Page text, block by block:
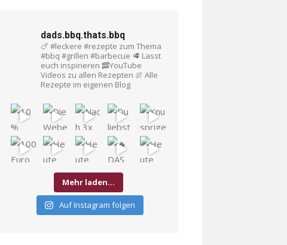
dads.bbq.thats.bbq
🍗 #leckere #rezepte zum Thema
#bbq #grillen #barbecue 🥩 Lasst
euch inspirieren 🥓YouTube
Videos zu allen Rezepten 🍖 Alle
Rezepte im eigenen Blog
Mehr laden…
Auf Instagram folgen